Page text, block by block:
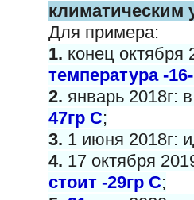
климатическим
Для примера:
1. конец октября
температура -
2. январь 2018г:
47гр С;
3. 1 июня 2018г:
4. 17 октября
стоит -29гр С;